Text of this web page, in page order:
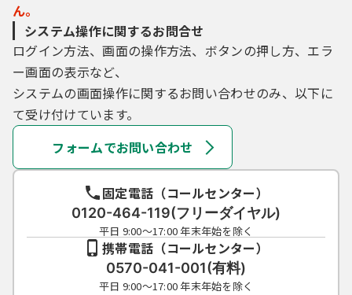
ん。
システム操作に関するお問合せ
ログイン方法、画面の操作方法、ボタンの押し方、エラ
ー画面の表示など、
システムの画面操作に関するお問い合わせのみ、以下に
て受け付けています。
フォームでお問い合わせ
固定電話（コールセンター）
0120-464-119(フリーダイヤル)
平日 9:00～17:00 年末年始を除く
携帯電話（コールセンター）
0570-041-001(有料)
平日 9:00～17:00 年末年始を除く